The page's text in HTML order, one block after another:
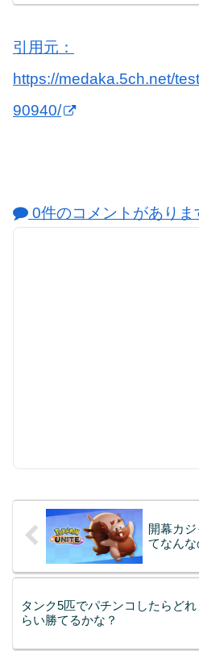
引用元：
https://medaka.5ch.net/
90940/
0件のコメントがありま
開幕カ
てなんな
タンク5匹でパチンコしたらどれ
らい勝てるかな？